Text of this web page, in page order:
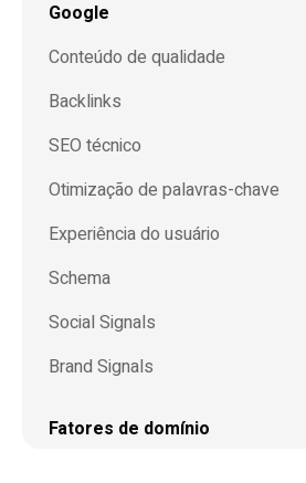
Google
Conteúdo de qualidade
Backlinks
SEO técnico
Otimização de palavras-chave
Experiência do usuário
Schema
Social Signals
Brand Signals
Fatores de domínio